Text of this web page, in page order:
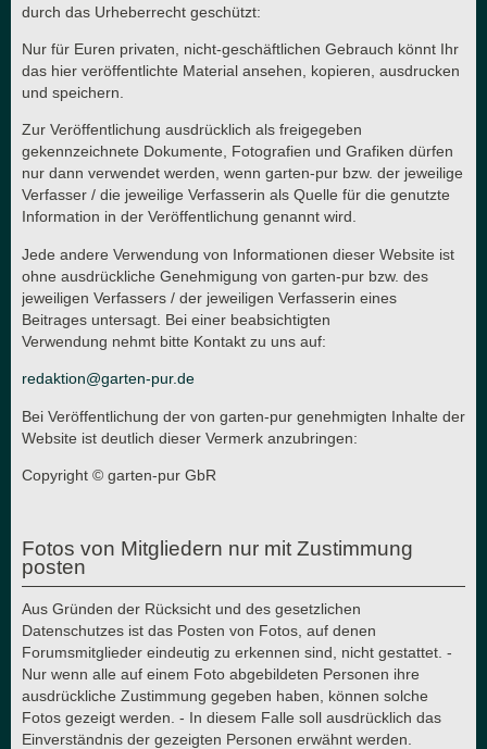
durch das Urheberrecht geschützt:
Nur für Euren privaten, nicht-geschäftlichen Gebrauch könnt Ihr
das hier veröffentlichte Material ansehen, kopieren, ausdrucken
und speichern.
Zur Veröffentlichung ausdrücklich als freigegeben
gekennzeichnete Dokumente, Fotografien und Grafiken dürfen
nur dann verwendet werden, wenn garten-pur bzw. der jeweilige
Verfasser / die jeweilige Verfasserin als Quelle für die genutzte
Information in der Veröffentlichung genannt wird.
Jede andere Verwendung von Informationen dieser Website ist
ohne ausdrückliche Genehmigung von garten-pur bzw. des
jeweiligen Verfassers / der jeweiligen Verfasserin eines
Beitrages untersagt. Bei einer beabsichtigten
Verwendung nehmt bitte Kontakt zu uns auf:
redaktion@garten-pur.de
Bei Veröffentlichung der von garten-pur genehmigten Inhalte der
Website ist deutlich dieser Vermerk anzubringen:
Copyright © garten-pur GbR
Fotos von Mitgliedern nur mit Zustimmung
posten
Aus Gründen der Rücksicht und des gesetzlichen
Datenschutzes ist das Posten von Fotos, auf denen
Forumsmitglieder eindeutig zu erkennen sind, nicht gestattet. -
Nur wenn alle auf einem Foto abgebildeten Personen ihre
ausdrückliche Zustimmung gegeben haben, können solche
Fotos gezeigt werden. - In diesem Falle soll ausdrücklich das
Einverständnis der gezeigten Personen erwähnt werden.